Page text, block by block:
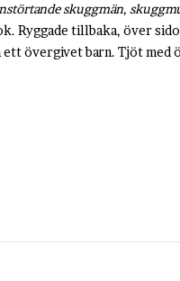
skuggmän,
Ryggade tillbaka, över
övergivet barn. Tjöt med